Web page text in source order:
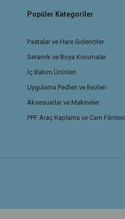
Popüler Kategoriler
Pastalar ve Hare Gidericiler
Seramik ve Boya Korumalar
İç Bakım Ürünleri
Uygulama Pedleri ve Bezleri
Aksesuarlar ve Makineler
PPF Araç Kaplama ve Cam Filmleri